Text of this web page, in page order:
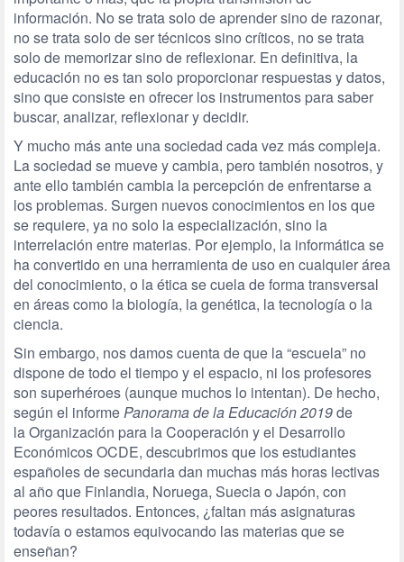
información. No se trata solo de aprender sino de razonar,
no se trata solo de ser técnicos sino críticos, no se trata
solo de memorizar sino de reflexionar. En definitiva, la
educación no es tan solo proporcionar respuestas y datos,
sino que consiste en ofrecer los instrumentos para saber
buscar, analizar, reflexionar y decidir.
Y mucho más ante una sociedad cada vez más compleja.
La sociedad se mueve y cambia, pero también nosotros, y
ante ello también cambia la percepción de enfrentarse a
los problemas. Surgen nuevos conocimientos en los que
se requiere, ya no solo la especialización, sino la
interrelación entre materias. Por ejemplo, la informática se
ha convertido en una herramienta de uso en cualquier área
del conocimiento, o la ética se cuela de forma transversal
en áreas como la biología, la genética, la tecnología o la
ciencia.
Sin embargo, nos damos cuenta de que la “escuela” no
dispone de todo el tiempo y el espacio, ni los profesores
son superhéroes (aunque muchos lo intentan). De hecho,
según el informePanorama de la Educación 2019de
la Organización para la Cooperación y el Desarrollo
Económicos OCDE, descubrimos que los estudiantes
españoles de secundaria dan muchas más horas lectivas
al año que Finlandia, Noruega, Suecia o Japón, con
peores resultados. Entonces, ¿faltan más asignaturas
todavía o estamos equivocando las materias que se
enseñan?